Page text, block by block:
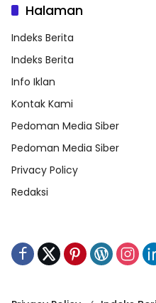
Halaman
Indeks Berita
Indeks Berita
Info Iklan
Kontak Kami
Pedoman Media Siber
Pedoman Media Siber
Privacy Policy
Redaksi